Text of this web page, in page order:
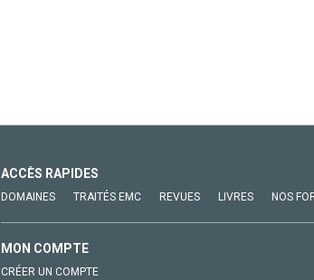
ACCÈS RAPIDES
DOMAINES TRAITÉS EMC REVUES LIVRES NOS
MON COMPTE
CRÉER UN COMPTE